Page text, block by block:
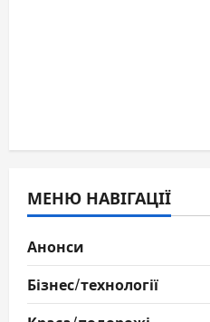
МЕНЮ НАВІГАЦІЇ
Анонси
Бізнес/технології